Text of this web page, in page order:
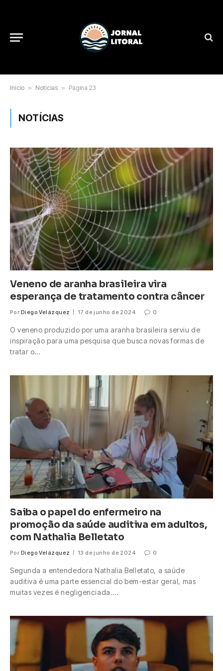
Início » Notícias » Página 23
NOTÍCIAS
Veneno de aranha brasileira vira
esperança de tratamento contra câncer
Por Diego Velázquez 17 de junho de 2024 0
O veneno produzido por uma aranha brasileira serviu de
inspiração para uma pesquisa que busca novas formas de
tratar o…
Saiba o papel do enfermeiro na
promoção da saúde auditiva em adultos,
com Nathalia Belletato
Por Diego Velázquez 13 de junho de 2024 0
Segunda a entendedora Nathalia Belletato, a saúde
auditiva é uma parte essencial do bem-estar geral, mas
muitas vezes é negligenciada.…